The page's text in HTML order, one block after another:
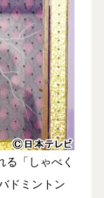
「しゃべく
ドミントン